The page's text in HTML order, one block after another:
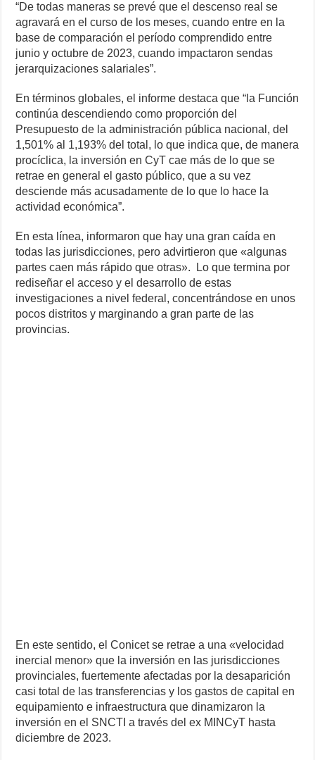
“De todas maneras se prevé que el descenso real se
agravará en el curso de los meses, cuando entre en la
base de comparación el período comprendido entre
junio y octubre de 2023, cuando impactaron sendas
jerarquizaciones salariales”.
En términos globales, el informe destaca que “la Función
continúa descendiendo como proporción del
Presupuesto de la administración pública nacional, del
1,501% al 1,193% del total, lo que indica que, de manera
procíclica, la inversión en CyT cae más de lo que se
retrae en general el gasto público, que a su vez
desciende más acusadamente de lo que lo hace la
actividad económica”.
En esta línea, informaron que hay una gran caída en
todas las jurisdicciones, pero advirtieron que «algunas
partes caen más rápido que otras». Lo que termina por
rediseñar el acceso y el desarrollo de estas
investigaciones a nivel federal, concentrándose en unos
pocos distritos y marginando a gran parte de las
provincias.
En este sentido, el Conicet se retrae a una «velocidad
inercial menor» que la inversión en las jurisdicciones
provinciales, fuertemente afectadas por la desaparición
casi total de las transferencias y los gastos de capital en
equipamiento e infraestructura que dinamizaron la
inversión en el SNCTI a través del ex MINCyT hasta
diciembre de 2023.